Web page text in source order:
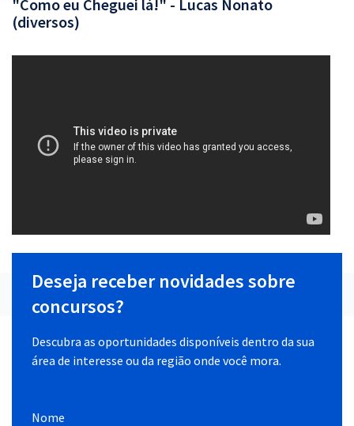
"Como eu Cheguei lá!" - Lucas Nonato
(diversos)
Deseja receber novidades sobre
concursos?
Descubra as oportunidades disponíveis dentro da sua
área de interesse ou da região onde você mora.
Nome